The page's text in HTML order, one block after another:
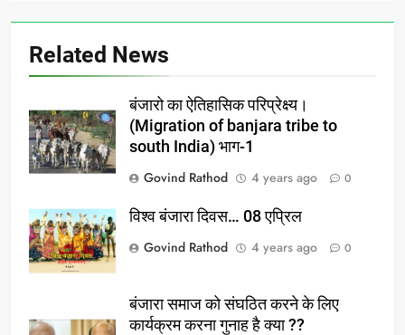
Related News
बंजारो का ऐतिहासिक परिप्रेक्ष्य।
(Migration of banjara tribe to
south India) भाग-1
Govind Rathod
4 years ago 0
विश्व बंजारा दिवस… 08 एप्रिल
Govind Rathod
4 years ago 0
बंजारा समाज को संघठित करने के लिए
कार्यक्रम करना गुनाह है क्या ??